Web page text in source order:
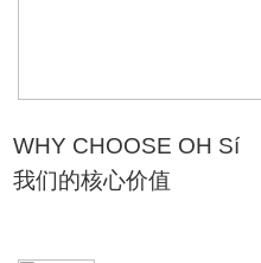
我们的核心价值
WHY CHOOSE OH Sí